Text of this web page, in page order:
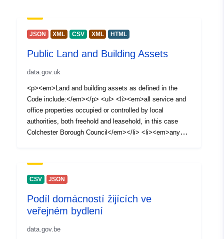
JSON XML CSV XML HTML
Public Land and Building Assets
data.gov.uk
<p><em>Land and building assets as defined in the
Code include:</em></p> <ul> <li><em>all service and
office properties occupied or controlled by local
authorities, both freehold and leasehold, in this case
Colchester Borough Council</em></li> <li><em>any
properties local authorities own or use, for example,
hostels, laboratories, investment properties and
part of a housing tenancy agreement</em></li> <li>
<em>surplus, sublet or vacant properties owned by local
</li> <li><em>serviced or temporary offices where
CSV JSON
Podíl domácností žijících ve
veřejném bydlení
data.gov.be